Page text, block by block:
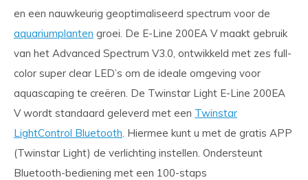
en een nauwkeurig geoptimaliseerd spectrum voor de
aquariumplanten groei. De E-Line 200EA V maakt gebruik
van het Advanced Spectrum V3.0, ontwikkeld met zes full-
color super clear LED’s om de ideale omgeving voor
aquascaping te creëren. De Twinstar Light E-Line 200EA
V wordt standaard geleverd met een Twinstar
LightControl Bluetooth. Hiermee kunt u met de gratis APP
(Twinstar Light) de verlichting instellen. Ondersteunt
Bluetooth-bediening met een 100-staps